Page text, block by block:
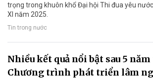
trọng trong khuôn khổ Đại hội Thi đua yêu
XI năm 2025.
Tin trong nước
Nhiều kết quả nổi bật sau 5
Chương trình phát triển lâm